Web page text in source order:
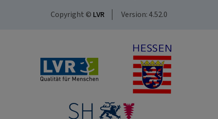
Copyright © LVR Version: 4.52.0